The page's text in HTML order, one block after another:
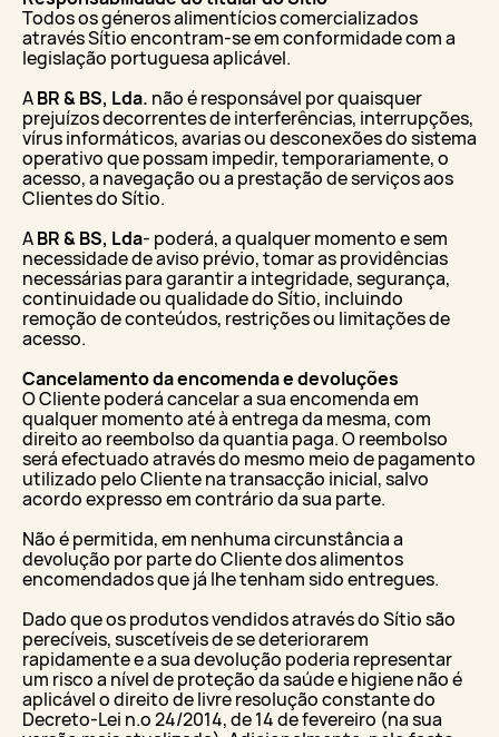
Todos os géneros alimentícios comercializados
através Sítio encontram-se em conformidade com a
legislação portuguesa aplicável.
ABR & BS, Lda. não é responsável por quaisquer
prejuízos decorrentes de interferências, interrupções,
vírus informáticos, avarias ou desconexões do sistema
operativo que possam impedir, temporariamente, o
acesso, a navegação ou a prestação de serviços aos
Clientes do Sítio.
ABR & BS, Lda- poderá, a qualquer momento e sem
necessidade de aviso prévio, tomar as providências
necessárias para garantir a integridade, segurança,
continuidade ou qualidade do Sítio, incluindo
remoção de conteúdos, restrições ou limitações de
acesso.
Cancelamento da encomenda e devoluções
O Cliente poderá cancelar a sua encomenda em
qualquer momento até à entrega da mesma, com
direito ao reembolso da quantia paga. O reembolso
será efectuado através do mesmo meio de pagamento
utilizado pelo Cliente na transacção inicial, salvo
acordo expresso em contrário da sua parte.
Não é permitida, em nenhuma circunstância a
devolução por parte do Cliente dos alimentos
encomendados que já lhe tenham sido entregues.
Dado que os produtos vendidos através do Sítio são
perecíveis, suscetíveis de se deteriorarem
rapidamente e a sua devolução poderia representar
um risco a nível de proteção da saúde e higiene não é
aplicável o direito de livre resolução constante do
Decreto-Lei n.º 24/2014, de 14 de fevereiro (na sua